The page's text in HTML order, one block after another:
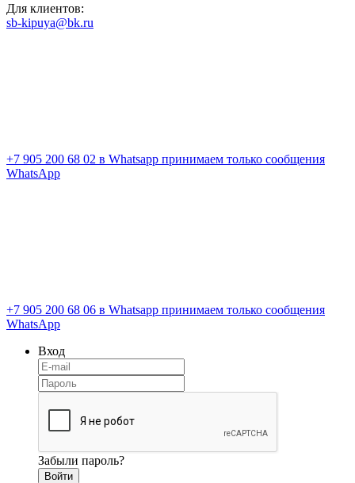
Для клиентов:
sb-kipuya@bk.ru
+7 905 200 68 02 в Whatsapp принимаем только сообщения
WhatsApp
+7 905 200 68 06 в Whatsapp принимаем только сообщения
WhatsApp
Вход
Забыли пароль?